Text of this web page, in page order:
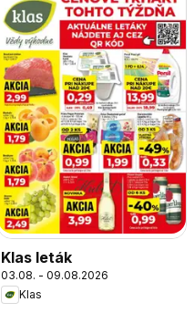
Klas leták
03.08. - 09.08.2026
Klas